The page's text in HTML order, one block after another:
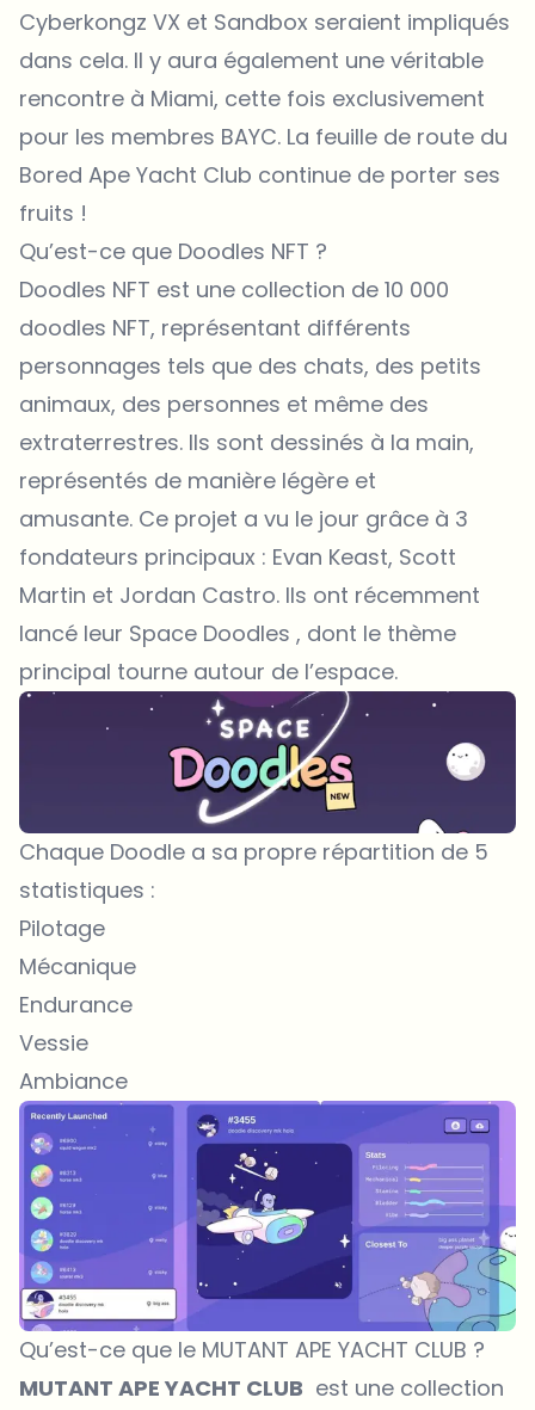
Cyberkongz VX et Sandbox seraient impliqués
dans cela. Il y aura également une véritable
rencontre à Miami, cette fois exclusivement
pour les membres BAYC. La feuille de route du
Bored Ape Yacht Club continue de porter ses
fruits !
Qu’est-ce que Doodles NFT ?
Doodles NFT est une collection de 10 000
doodles NFT, représentant différents
personnages tels que des chats, des petits
animaux, des personnes et même des
extraterrestres. Ils sont dessinés à la main,
représentés de manière légère et
amusante. Ce projet a vu le jour grâce à 3
fondateurs principaux : Evan Keast, Scott
Martin et Jordan Castro. Ils ont récemment
lancé leur Space Doodles , dont le thème
principal tourne autour de l’espace.
Chaque Doodle a sa propre répartition de 5
statistiques :
Pilotage
Mécanique
Endurance
Vessie
Ambiance
Qu’est-ce que le MUTANT APE YACHT CLUB ?
MUTANT APE YACHT CLUB est une collection